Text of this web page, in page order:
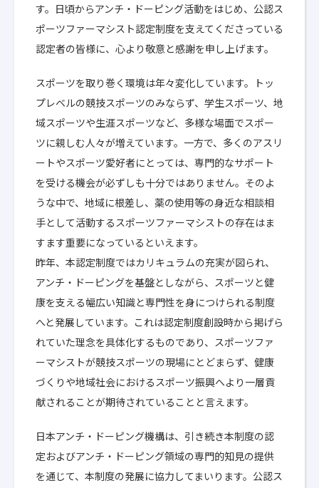
す。日頃からアンチ・ドーピング活動をはじめ、公認ス
ポーツファーマシスト認定制度を支えてくださっている
認定者の皆様に、心より敬意と感謝を申し上げます。
スポーツを取り巻く環境は年々変化しています。トッ
プレベルの競技スポーツのみならず、学生スポーツ、地
域スポーツや生涯スポーツなど、多様な場面でスポー
ツに親しむ人々が増えています。一方で、多くのアスリ
ートやスポーツ愛好者にとっては、専門的なサポート
を受ける機会が必ずしも十分ではありません。そのよ
うな中で、地域に根差し、薬の使用等の身近な相談相
手として活動するスポーツファーマシストの存在はま
すます重要になっているといえます。
昨年、本認定制度ではカリキュラムの充実が図られ、
アンチ・ドーピングを基盤としながら、スポーツと健
康を支える幅広い知識と専門性を身につけられる制度
へと発展しています。これは認定制度創設時から掲げら
れていた理念を具体化するものであり、スポーツファ
ーマシストが競技スポーツの現場にとどまらず、健康
づくりや地域社会におけるスポーツ振興へより一層貢
献されることが期待されていることと言えます。
日本アンチ・ドーピング機構は、引き続き本制度の認
定およびアンチ・ドーピング領域の専門的知見の提供
を通じて、本制度の発展に協力してまいります。公認ス